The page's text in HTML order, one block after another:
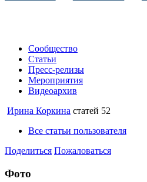
Сообщество
Статьи
Пресс-релизы
Мероприятия
Видеоархив
Ирина Коркина статей 52
Все статьи пользователя
Поделиться Пожаловаться
Фото